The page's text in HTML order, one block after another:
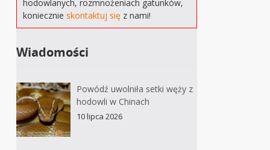
hodowlanych, rozmnożeniach gatunków,
koniecznieskontaktuj się z nami!
Wiadomości
Powódź uwolniła setki węży z
hodowli w Chinach
10 lipca 2026